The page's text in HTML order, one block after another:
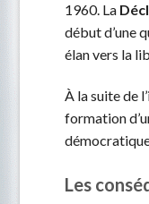
1960. La
début d’une
élan vers la
À la suite de
formation
Les